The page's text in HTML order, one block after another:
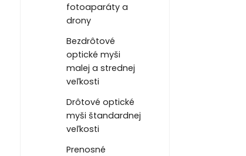
fotoaparáty a
drony
Bezdrôtové
optické myši
malej a strednej
veľkosti
Drôtové optické
myši štandardnej
veľkosti
Prenosné